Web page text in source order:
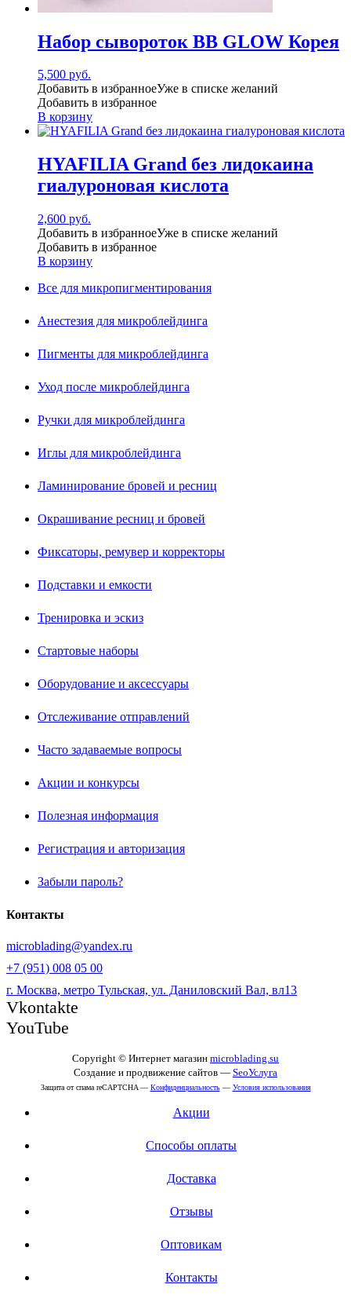
Набор сывороток BB GLOW Корея
5,500 руб.
Добавить в избранноеУже в списке желаний
Добавить в избранное
В корзину
HYAFILIA Grand без лидокаина
гиалуроновая кислота
2,600 руб.
Добавить в избранноеУже в списке желаний
Добавить в избранное
В корзину
Все для микропигментирования
Анестезия для микроблейдинга
Пигменты для микроблейдинга
Уход после микроблейдинга
Ручки для микроблейдинга
Иглы для микроблейдинга
Ламинирование бровей и ресниц
Окрашивание ресниц и бровей
Фиксаторы, ремувер и корректоры
Подставки и емкости
Тренировка и эскиз
Стартовые наборы
Оборудование и аксессуары
Отслеживание отправлений
Часто задаваемые вопросы
Акции и конкурсы
Полезная информация
Регистрация и авторизация
Забыли пароль?
Контакты
microblading@yandex.ru
+7 (951) 008 05 00
г. Москва, метро Тульская, ул. Даниловский Вал, вл13
Vkontakte
YouTube
Copyright © Интернет магазин microblading.su
Создание и продвижение сайтов — SeoУслуга
Защита от спама reCAPTCHA — Конфиденциальность— Условия использования
Акции
Способы оплаты
Доставка
Отзывы
Оптовикам
Контакты